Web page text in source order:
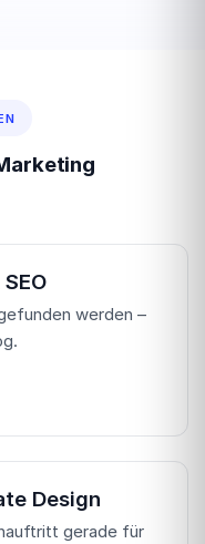
werden –
Design
gerade für